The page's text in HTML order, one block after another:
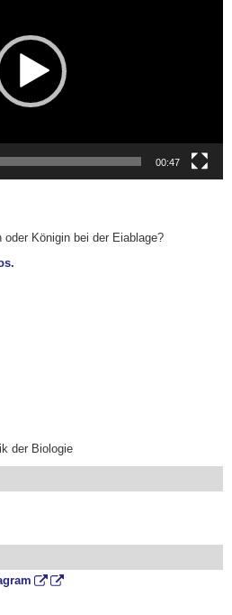
00:47
Königin bei der Eiablage?
der Biologie